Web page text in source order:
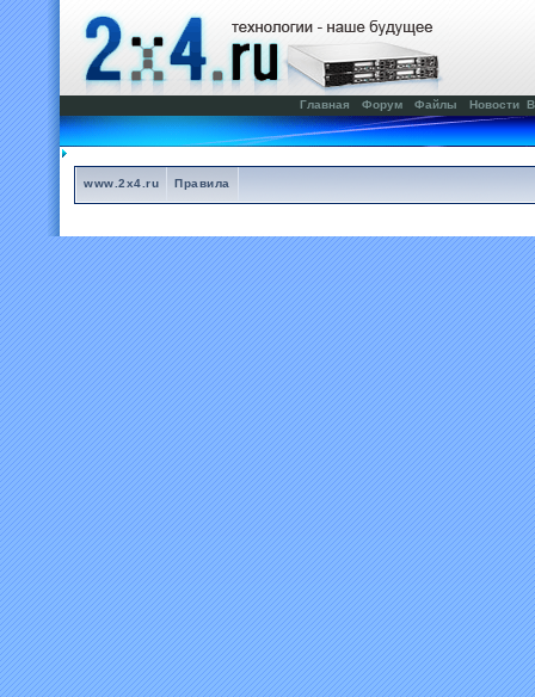
Главная Форум Файлы Новости
www.2x4.ru Правила